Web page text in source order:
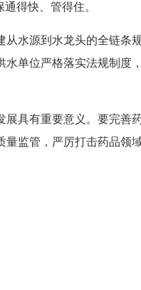
得快、管得住。
水源到水龙头的全链条
水单位严格落实法规制度
具有重要意义。要完善
量监管，严厉打击药品领